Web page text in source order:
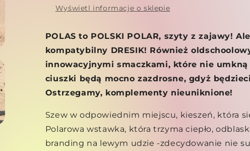
Wyświetl informacje o sklepie
POLAS to POLSKI POLAR, szyty z zajawy!
kompatybilny DRESIK! Również
innowacyjnymi smaczkami, które nie umkną
ciuszki będą mocno zazdrosne, gdyż
Ostrzegamy, komplementy nieuniknione!
Szew w odpowiednim miejscu, kieszeń, która
Polarowa wstawka, która trzyma ciepło,
branding na lewym udzie -zdecydowanie nie